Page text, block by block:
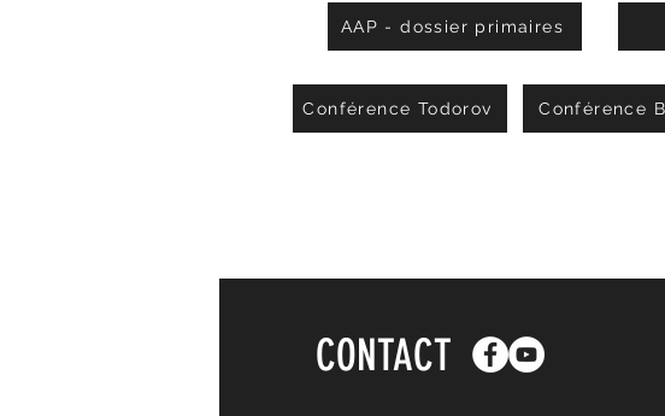
AAP - dossier primaires
Conférence Todorov Conférence
CONTACT